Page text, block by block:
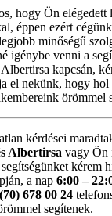
hogy Ön elégedett
éppen ezért
minőségű
igénybe venni a
kapcsán,
el nekünk, hogy hol
örömmel
kérdései
Albertirsa vagy Ön
kérem
a nap 6:00 –
678 00 24
segítenek.